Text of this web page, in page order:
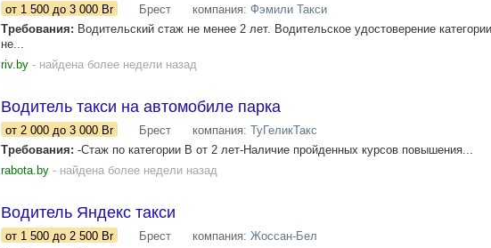
от 1 500 до 3 000 Br Брест компания: Фэмили Такси
Требования: Водительский стаж не менее 2 лет. Водительское удостоверение
не...
riv.by - найдена более недели назад
Водитель такси на автомобиле парка
от 2 000 до 3 000 Br Брест компания: ТуГеликТакс
Требования: -Стаж по категории В от 2 лет-Наличие пройденных курсов повышения...
rabota.by - найдена более недели назад
Водитель Яндекс такси
от 1 500 до 2 500 Br Брест компания: Жоссан-Бел